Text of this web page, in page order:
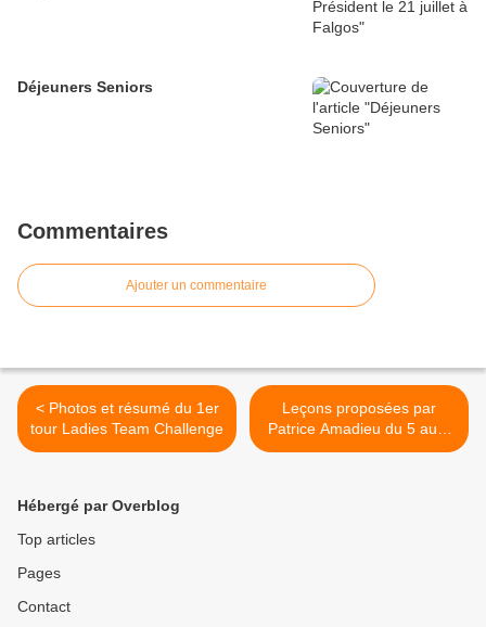
Déjeuners Seniors
Commentaires
Ajouter un commentaire
< Photos et résumé du 1er
tour Ladies Team Challenge
Leçons proposées par
Patrice Amadieu du 5 au 8
mai 2018 >
Hébergé par Overblog
Top articles
Pages
Contact